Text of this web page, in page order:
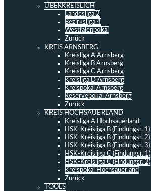
ÜBERKREISLICH
Landesliga 2
Bezirksliga 4
Westfalenpokal
Zurück
KREIS ARNSBERG
Kreisliga A Arnsberg
Kreisliga B Arnsberg
Kreisliga C Arnsberg
Kreisliga D Arnsberg
Kreispokal Arnsberg
Reservepokal Arnsberg
Zurück
KREIS HOCHSAUERLAND
Kreisliga A Hochsauerland
HSK-Kreisliga B (Findungsr. 1)
HSK-Kreisliga B (Findungsr. 2)
HSK-Kreisliga B (Findungsr. 3)
HSK-Kreisliga C (Findungsr. 1)
HSK-Kreisliga C (Findungsr. 2)
Kreispokal Hochsauerland
Zurück
TOOLS